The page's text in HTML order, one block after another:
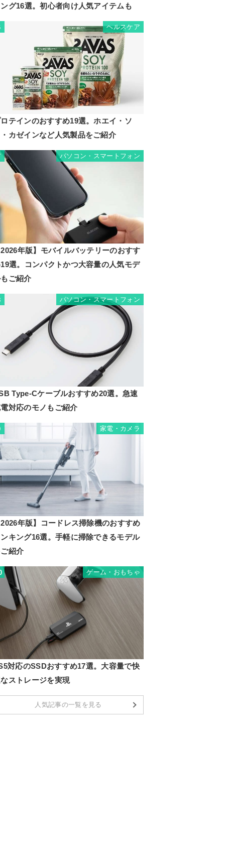
グ16選。初心者向け人気アイテムも
ヘルスケア
テインのおすすめ19選。ホエイ・ソ
カゼインなど人気製品をご紹介
パソコン・スマートフォン
年版】モバイルバッテリーのおすす
選。コンパクトかつ大容量の人気モデ
ご紹介
パソコン・スマートフォン
Type-Cケーブルおすすめ20選。急速
対応のモノもご紹介
家電・カメラ
年版】コードレス掃除機のおすすめ
キング16選。手軽に掃除できるモデル
紹介
ゲーム・おもちゃ
対応のSSDおすすめ17選。大容量で快
ストレージを実現
人気記事の一覧を見る